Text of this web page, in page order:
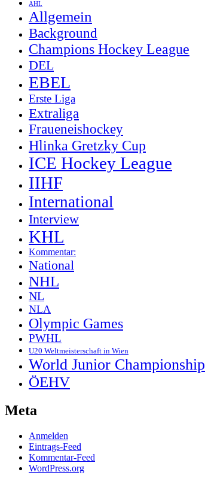
AHL
Allgemein
Background
Champions Hockey League
DEL
EBEL
Erste Liga
Extraliga
Fraueneishockey
Hlinka Gretzky Cup
ICE Hockey League
IIHF
International
Interview
KHL
Kommentar:
National
NHL
NL
NLA
Olympic Games
PWHL
U20 Weltmeisterschaft in Wien
World Junior Championship
ÖEHV
Meta
Anmelden
Eintrags-Feed
Kommentar-Feed
WordPress.org